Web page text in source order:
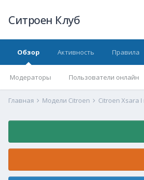
Ситроен Клуб
Обзор
Модераторы Пользователи онлайн
Активность Правила
Главная Модели Citroen Citroen Xsara I